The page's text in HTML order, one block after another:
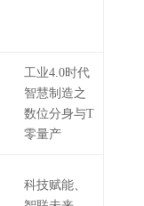
工业4.0时代
智慧制造之
数位分身与T
零量产
科技赋能、